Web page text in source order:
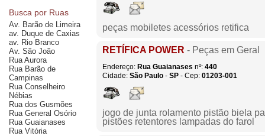
Busca por Ruas
Av. Barão de Limeira
av. Duque de Caxias
av. Rio Branco
Av. São João
Rua Aurora
Rua Barão de
Campinas
Rua Conselheiro
Nébias
Rua dos Gusmões
Rua General Osório
Rua Guaianases
Rua Vitória
peças mobiletes acessórios retifica
RETÍFICA POWER - Peças em Geral
Endereço: Rua Guaianases nº: 440
Cidade: São Paulo - SP - Cep: 01203-001
jogo de junta rolamento pistão biela
pistões retentores lampadas do farol